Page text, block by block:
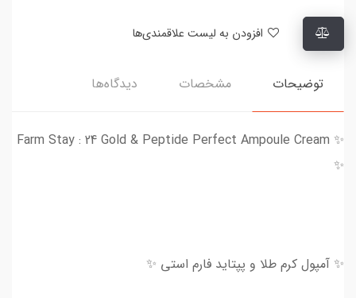
توضیحات مشخصات دیدگاه‌ها
✨ Farm Stay : 24 Gold & Peptide Perfect Ampoule Cream
✨
✨ آمپول کرم طلا و پپتاید فارم استی ✨